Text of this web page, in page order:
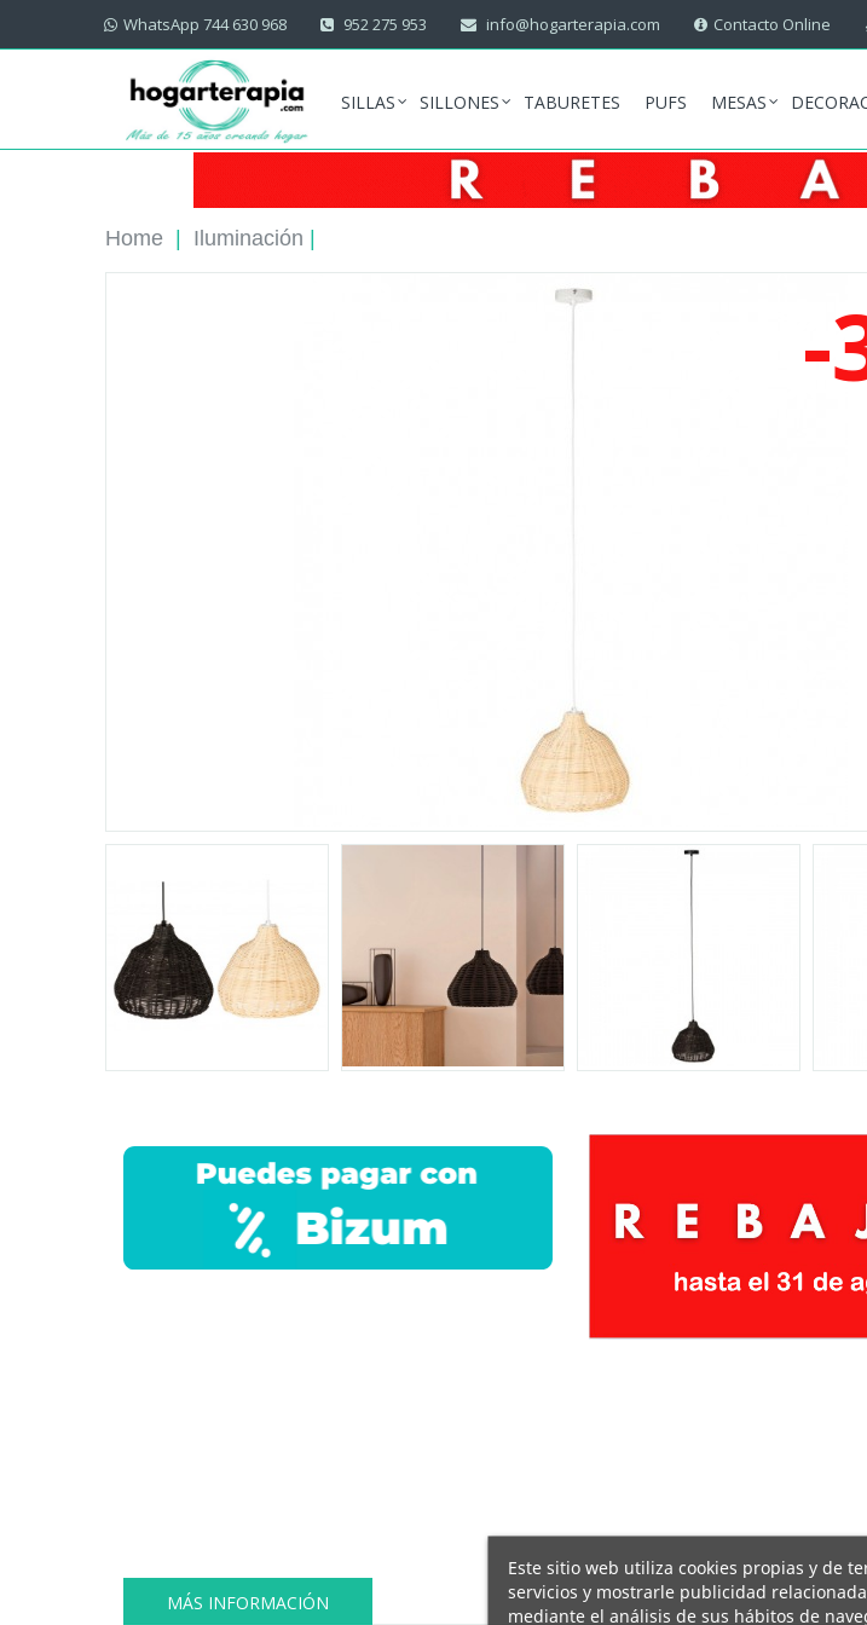
WhatsApp 744 630 968 952 275 953 info@hogarterapia.com Contacto Online
SILLAS
SILLONES TABURETES PUFS MESAS
Home Iluminación
-
MÁS INFORMACIÓN
Este sitio web utiliza cookies propias y de
servicios y mostrarle publicidad
mediante el análisis de sus hábitos de